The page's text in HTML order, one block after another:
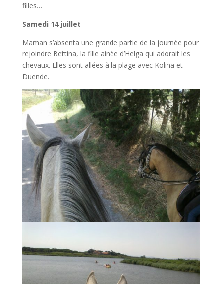
filles…
Samedi 14 juillet
Maman s’absenta une grande partie de la journée pour
rejoindre Bettina, la fille ainée d’Helga qui adorait les
chevaux. Elles sont allées à la plage avec Kolina et
Duende.